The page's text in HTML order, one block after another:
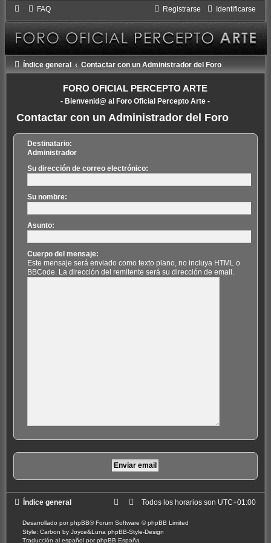
FAQ Identificarse
Registrarse
Índice general Contactar con un Administrador del Foro
FORO OFICIAL PERCEPTO ARTE
- Bienvenid@ al Foro Oficial Percepto Arte -
Contactar con un Administrador del Foro
Destinatario:
Administrador
Su dirección de correo electrónico:
Su nombre:
Asunto:
Cuerpo del mensaje:
Este mensaje será enviado como texto plano, no incluya HTML o
BBCode. La dirección del remitente será su dirección de email.
Índice general Todos los horarios son UTC+01:00
Desarrollado porphpBB® Forum Software © phpBB Limited
Style: Carbon by Joyce&Luna phpBB-Style-Design
Traducción al español porphpBB España